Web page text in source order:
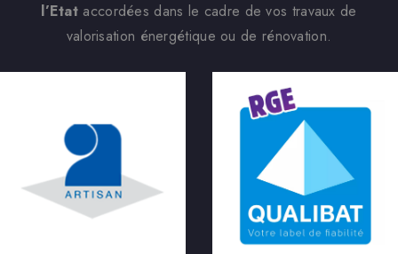
l’Etat accordées dans le cadre de vos travaux de
valorisation énergétique ou de rénovation.